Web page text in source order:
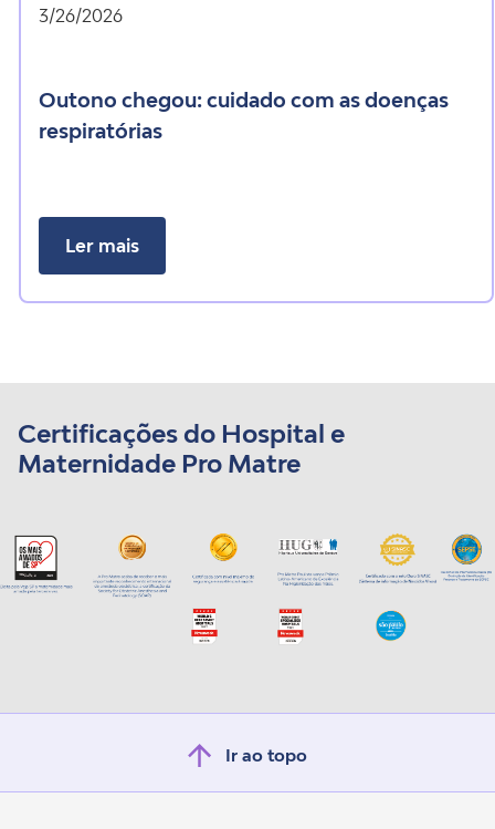
3/26/2026
outono chegou: cuidado com as doenças
respiratórias
Ler mais
Certificações do Hospital e
Maternidade Pro Matre
Ir ao topo